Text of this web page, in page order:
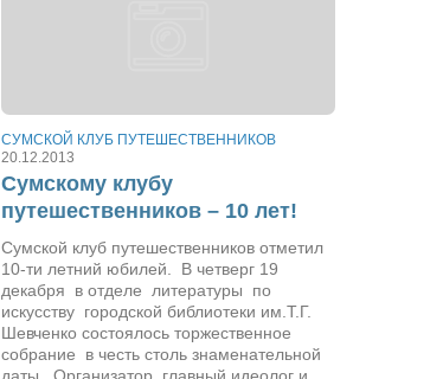
СУМСКОЙ КЛУБ ПУТЕШЕСТВЕННИКОВ
20.12.2013
Сумскому клубу
путешественников – 10 лет!
Сумской клуб путешественников отметил
10-ти летний юбилей. В четверг 19
декабря в отделе литературы по
искусству городской библиотеки им.Т.Г.
Шевченко состоялось торжественное
собрание в честь столь знаменательной